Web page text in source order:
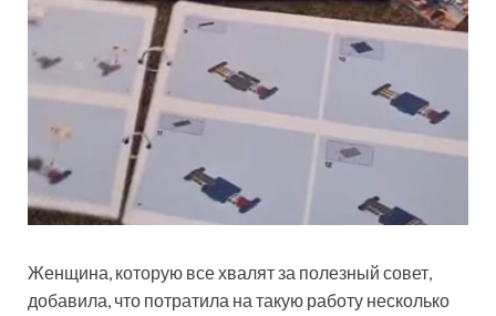
Женщина, которую все хвалят за полезный совет,
добавила, что потратила на такую работу несколько